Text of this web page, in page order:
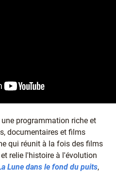
programmation riche et
documentaires et films
qui réunit à la fois des films
relie l'histoire à l'évolution
Lune dans le fond du puits,